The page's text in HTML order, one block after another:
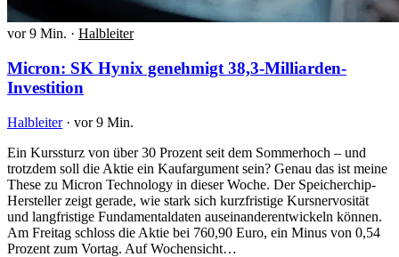
vor 9 Min. · Halbleiter
Micron: SK Hynix genehmigt 38,3-Milliarden-
Investition
Halbleiter · vor 9 Min.
Ein Kurssturz von über 30 Prozent seit dem Sommerhoch – und
trotzdem soll die Aktie ein Kaufargument sein? Genau das ist meine
These zu Micron Technology in dieser Woche. Der Speicherchip-
Hersteller zeigt gerade, wie stark sich kurzfristige Kursnervosität
und langfristige Fundamentaldaten auseinanderentwickeln können.
Am Freitag schloss die Aktie bei 760,90 Euro, ein Minus von 0,54
Prozent zum Vortag. Auf Wochensicht…